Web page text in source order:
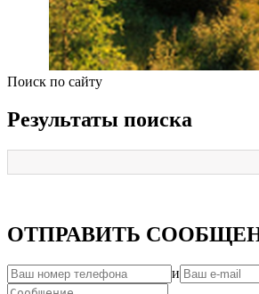
Поиск по сайту
Результаты поиска
ОТПРАВИТЬ
и